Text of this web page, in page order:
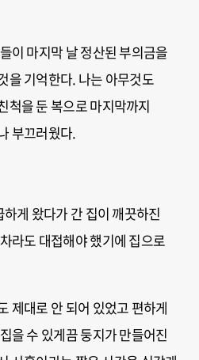
이 마지막 날 정산된 부의금을
을 기억한다. 나는 아무것도
척을 둔 복으로 마지막까지
부끄러웠다.
게 왔다가 간 집이 깨끗하진
라도 대접해야 했기에 집으로
제대로 안 되어 있었고 편하게
을 수 있게끔 둥지가 만들어진